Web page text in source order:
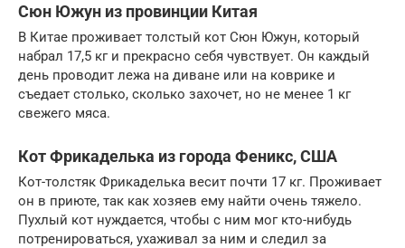
Сюн Южун из провинции Китая
В Китае проживает толстый кот Сюн Южун, который
набрал 17,5 кг и прекрасно себя чувствует. Он каждый
день проводит лежа на диване или на коврике и
съедает столько, сколько захочет, но не менее 1 кг
свежего мяса.
Кот Фрикаделька из города Феникс, США
Кот-толстяк Фрикаделька весит почти 17 кг. Проживает
он в приюте, так как хозяев ему найти очень тяжело.
Пухлый кот нуждается, чтобы с ним мог кто-нибудь
потренироваться, ухаживал за ним и следил за